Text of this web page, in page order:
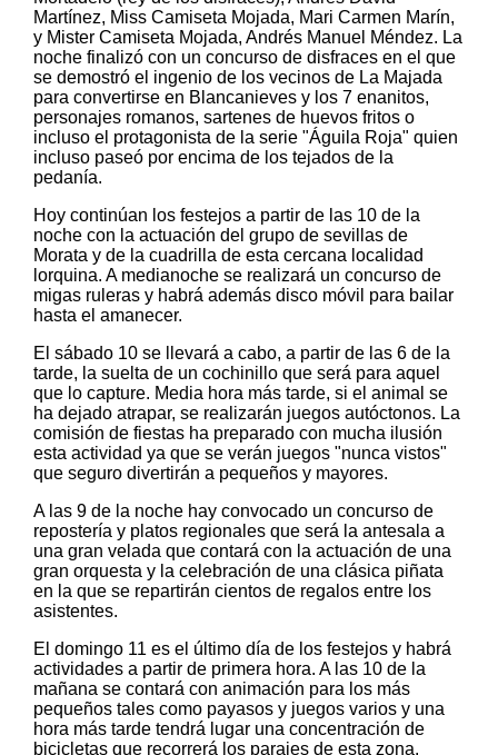
Martínez, Miss Camiseta Mojada, Mari Carmen Marín,
y Mister Camiseta Mojada, Andrés Manuel Méndez. La
noche finalizó con un concurso de disfraces en el que
se demostró el ingenio de los vecinos de La Majada
para convertirse en Blancanieves y los 7 enanitos,
personajes romanos, sartenes de huevos fritos o
incluso el protagonista de la serie "Águila Roja" quien
incluso paseó por encima de los tejados de la
pedanía.
Hoy continúan los festejos a partir de las 10 de la
noche con la actuación del grupo de sevillas de
Morata y de la cuadrilla de esta cercana localidad
lorquina. A medianoche se realizará un concurso de
migas ruleras y habrá además disco móvil para bailar
hasta el amanecer.
El sábado 10 se llevará a cabo, a partir de las 6 de la
tarde, la suelta de un cochinillo que será para aquel
que lo capture. Media hora más tarde, si el animal se
ha dejado atrapar, se realizarán juegos autóctonos. La
comisión de fiestas ha preparado con mucha ilusión
esta actividad ya que se verán juegos "nunca vistos"
que seguro divertirán a pequeños y mayores.
A las 9 de la noche hay convocado un concurso de
repostería y platos regionales que será la antesala a
una gran velada que contará con la actuación de una
gran orquesta y la celebración de una clásica piñata
en la que se repartirán cientos de regalos entre los
asistentes.
El domingo 11 es el último día de los festejos y habrá
actividades a partir de primera hora. A las 10 de la
mañana se contará con animación para los más
pequeños tales como payasos y juegos varios y una
hora más tarde tendrá lugar una concentración de
bicicletas que recorrerá los parajes de esta zona.